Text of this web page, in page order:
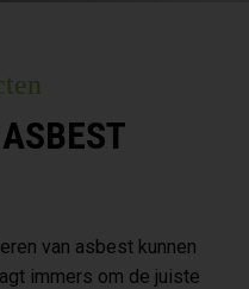
van asbest kunnen
immers om de juiste